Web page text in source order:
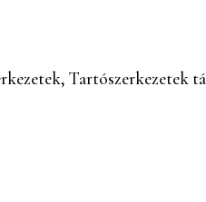
Tartószerkezetek